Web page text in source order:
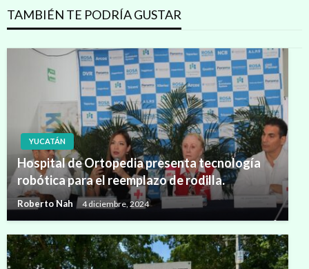
TAMBIÉN TE PODRÍA GUSTAR
YUCATÁN
Hospital de Ortopedia presenta tecnología
robótica para el reemplazo de rodilla.
Roberto Nah 4 diciembre, 2024